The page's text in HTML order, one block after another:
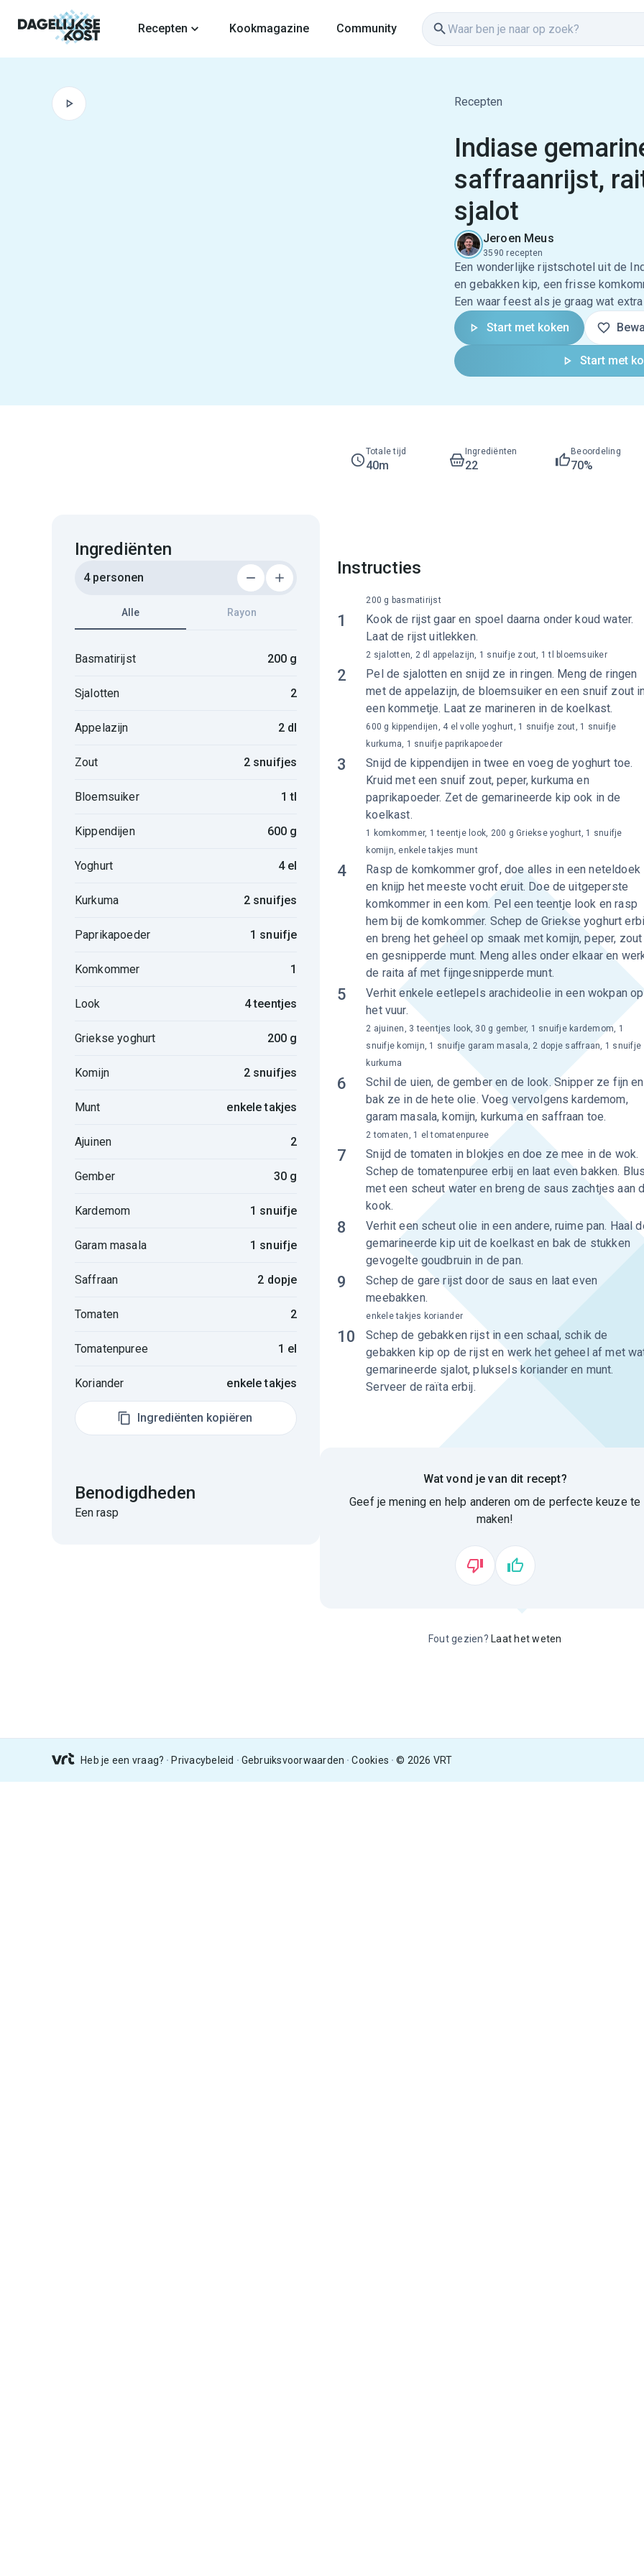
Recepten
Kookmagazine Community
Recepten
Indiase
saffraanrijst,
sjalot
Jeroen Meus
3590 recepten
Een wonderlijke rijstschotel uit de
en gebakken kip, een frisse
Een waar feest als je graag wat
Start met koken
Start met
Totale tijd
40m
Ingrediënten
22
Beoordeling
70%
Ingrediënten
4 personen
Alle Rayon
Basmatirijst 200 g
Sjalotten 2
Appelazijn 2 dl
Zout 2 snuifjes
Bloemsuiker 1 tl
Kippendijen 600 g
Yoghurt 4 el
Kurkuma 2 snuifjes
Paprikapoeder 1 snuifje
Komkommer 1
Look 4 teentjes
Griekse yoghurt 200 g
Komijn 2 snuifjes
Munt enkele takjes
Ajuinen 2
Gember 30 g
Kardemom 1 snuifje
Garam masala 1 snuifje
Saffraan 2 dopje
Tomaten 2
Tomatenpuree 1 el
Koriander enkele takjes
Ingrediënten kopiëren
Benodigdheden
Een rasp
Instructies
1
Kook de rijst gaar en spoel daarna onder koud water.
Laat de rijst uitlekken.
200 g basmatirijst
2
Pel de sjalotten en snijd ze in ringen. Meng de ringen
met de appelazijn, de bloemsuiker en een snuif zout
een kommetje. Laat ze marineren in de koelkast.
2 sjalotten, 2 dl appelazijn, 1 snuifje zout, 1 tl bloemsuiker
3
Snijd de kippendijen in twee en voeg de yoghurt toe.
Kruid met een snuif zout, peper, kurkuma en
paprikapoeder. Zet de gemarineerde kip ook in de
koelkast.
600 g kippendijen, 4 el volle yoghurt, 1 snuifje zout, 1 snuifje
kurkuma, 1 snuifje paprikapoeder
4
Rasp de komkommer grof, doe alles in een neteldoek
en knijp het meeste vocht eruit. Doe de uitgeperste
komkommer in een kom. Pel een teentje look en rasp
hem bij de komkommer. Schep de Griekse yoghurt
en breng het geheel op smaak met komijn, peper, zout
en gesnipperde munt. Meng alles onder elkaar en
de raita af met fijngesnipperde munt.
1 komkommer, 1 teentje look, 200 g Griekse yoghurt, 1 snuifje
komijn, enkele takjes munt
5
Verhit enkele eetlepels arachideolie in een wokpan op
het vuur.
6
Schil de uien, de gember en de look. Snipper ze fijn en
bak ze in de hete olie. Voeg vervolgens kardemom,
garam masala, komijn, kurkuma en saffraan toe.
2 ajuinen, 3 teentjes look, 30 g gember, 1 snuifje kardemom, 1
snuifje komijn, 1 snuifje garam masala, 2 dopje saffraan, 1 snuifje
kurkuma
7
Snijd de tomaten in blokjes en doe ze mee in de wok.
Schep de tomatenpuree erbij en laat even bakken.
met een scheut water en breng de saus zachtjes aan
kook.
2 tomaten, 1 el tomatenpuree
8
Verhit een scheut olie in een andere, ruime pan. Haal
gemarineerde kip uit de koelkast en bak de stukken
gevogelte goudbruin in de pan.
9
Schep de gare rijst door de saus en laat even
meebakken.
10
Schep de gebakken rijst in een schaal, schik de
gebakken kip op de rijst en werk het geheel af met
gemarineerde sjalot, pluksels koriander en munt.
Serveer de raïta erbij.
enkele takjes koriander
Wat vond je van dit recept?
Geef je mening en help anderen om de perfecte keuze te
maken!
Fout gezien? Laat het weten
Heb je een vraag? Privacybeleid Gebruiksvoorwaarden Cookies © 2026 VRT